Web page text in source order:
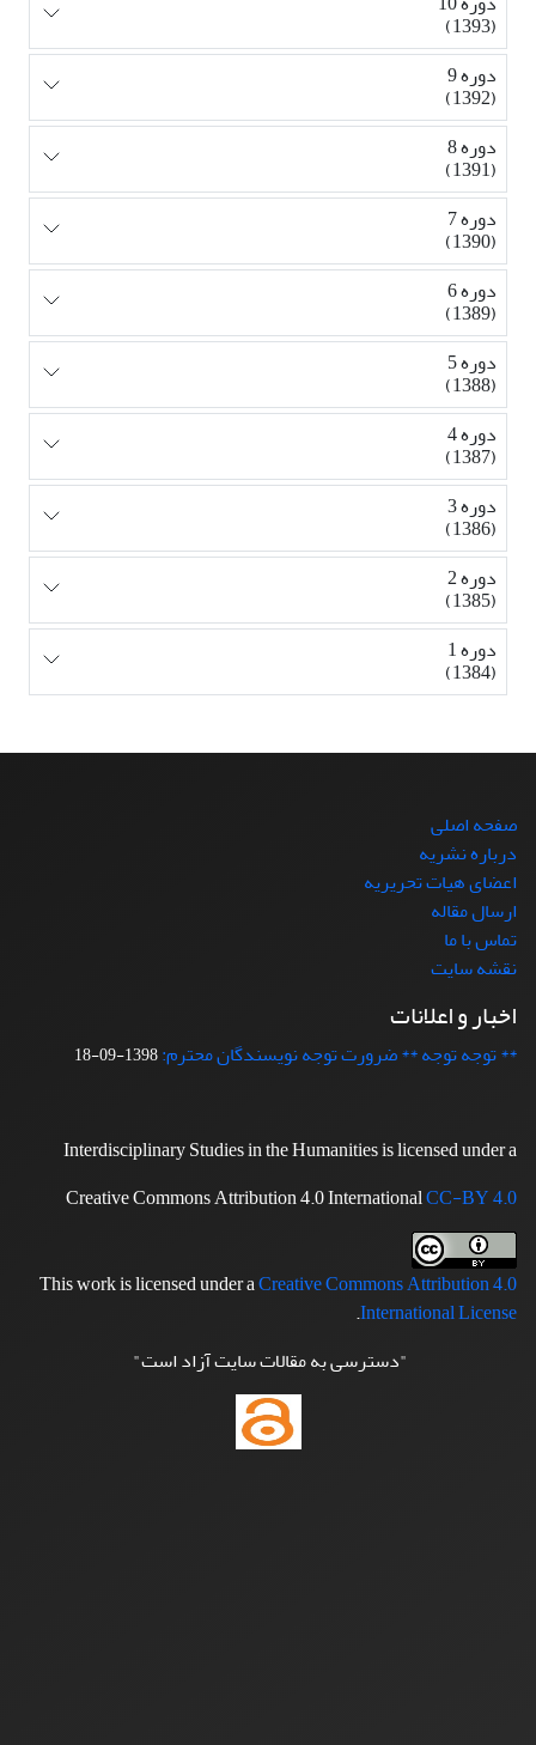
(1393)
دوره 9
(1392)
دوره 8
(1391)
دوره 7
(1390)
دوره 6
(1389)
دوره 5
(1388)
دوره 4
(1387)
دوره 3
(1386)
دوره 2
(1385)
دوره 1
(1384)
صفحه اصلی
درباره نشریه
اعضای هیات تحریریه
ارسال مقاله
تماس با ما
نقشه سایت
اخبار و اعلانات
** توجه توجه ** ضرورت توجه نویسندگان محترم:1398-09-18
Interdisciplinary Studies in the Humanities is licensed under a
Creative Commons Attribution 4.0 InternationalCC-BY 4.0
This work is licensed under aCreative Commons Attribution 4.0
International License
.
"دسترسی به مقالات سایت آزاد است"